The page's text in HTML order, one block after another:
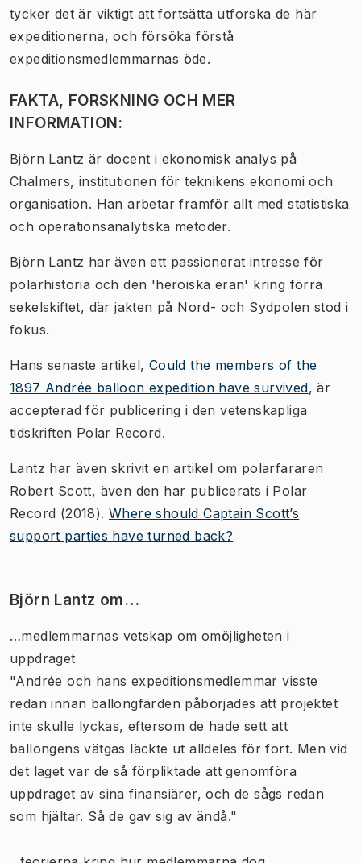
tycker det är viktigt att fortsätta utforska de här
expeditionerna, och försöka förstå
expeditionsmedlemmarnas öde.
FAKTA, FORSKNING OCH MER
INFORMATION:
Björn Lantz är docent i ekonomisk analys på
Chalmers, institutionen för teknikens ekonomi och
organisation. Han arbetar framför allt med statistiska
och operationsanalytiska metoder.
Björn Lantz har även ett passionerat intresse för
polarhistoria och den 'heroiska eran' kring förra
sekelskiftet, där jakten på Nord- och Sydpolen stod i
fokus.
Hans senaste artikel, Could the members of the
1897 Andrée balloon expedition have survived, är
accepterad för publicering i den vetenskapliga
tidskriften Polar Record.
Lantz har även skrivit en artikel om polarfararen
Robert Scott, även den har publicerats i Polar
Record (2018).Where should Captain Scott’s
support parties have turned back?
Björn Lantz om…
…medlemmarnas vetskap om omöjligheten i
uppdraget
"Andrée och hans expeditionsmedlemmar visste
redan innan ballongfärden påbörjades att projektet
inte skulle lyckas, eftersom de hade sett att
ballongens vätgas läckte ut alldeles för fort. Men vid
det laget var de så förpliktade att genomföra
uppdraget av sina finansiärer, och de sågs redan
som hjältar. Så de gav sig av ändå."